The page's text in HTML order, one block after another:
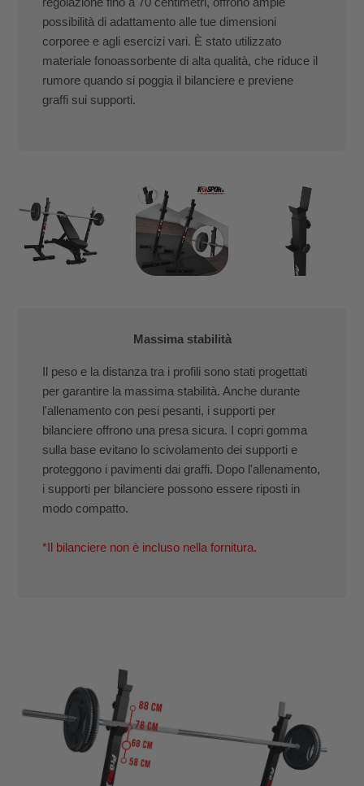
possibilità di adattamento alle tue dimensioni
corporee e agli esercizi vari. È stato utilizzato
materiale fonoassorbente di alta qualità, che riduce il
rumore quando si poggia il bilanciere e previene
graffi sui supporti.
Massima stabilità
Il peso e la distanza tra i profili sono stati progettati
per garantire la massima stabilità. Anche durante
l'allenamento con pesi pesanti, i supporti per
bilanciere offrono una presa sicura. I copri gomma
sulla base evitano lo scivolamento dei supporti e
proteggono i pavimenti dai graffi. Dopo l'allenamento,
i supporti per bilanciere possono essere riposti in
modo compatto.
*Il bilanciere non è incluso nella fornitura.